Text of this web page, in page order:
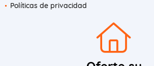
Políticas de privacidad